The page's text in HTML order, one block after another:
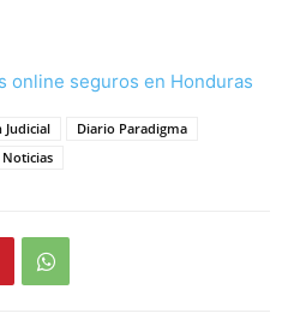
online seguros en Honduras
Judicial
Diario Paradigma
Noticias